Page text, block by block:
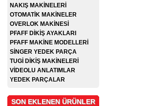
NAKIŞ MAKİNELERİ
OTOMATİK MAKİNELER
OVERLOK MAKİNESİ
PFAFF DİKİŞ AYAKLARI
PFAFF MAKİNE MODELLERİ
SİNGER YEDEK PARÇA
TUGİ DİKİŞ MAKİNELERİ
VİDEOLU ANLATIMLAR
YEDEK PARÇALAR
SON EKLENEN ÜRÜNLER